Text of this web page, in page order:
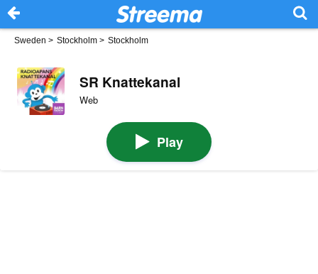
Sweden > Stockholm > Stockholm
SR Knattekanal
Web
Play